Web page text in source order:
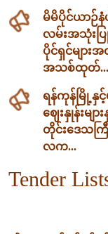
မိမိပိုင်ယာဉ်နံ
လမ်းအသုံးပ
ပိုင်ရှင်မျာ
အသစ်ထုတ်...
ရန်ကုန်မြို့နှ
ဈေးနှုန်းမျာ
တိုင်းဒေသက
လက...
Tender